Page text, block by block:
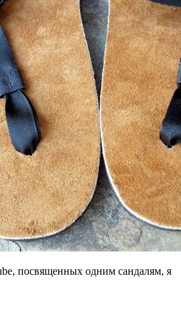
посвященных одним сандалям, я